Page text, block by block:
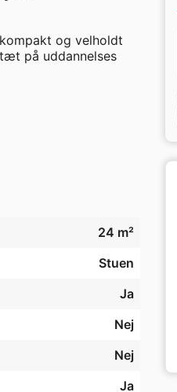
og velholdt
på uddannelses
Katte er ikke
at udsigt m.v. derfor
24 m²
Stuen
Ja
Nej
Nej
Ja